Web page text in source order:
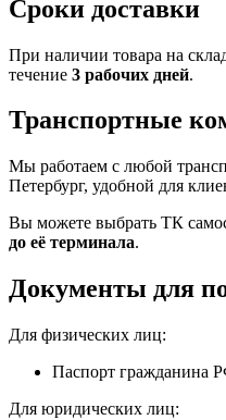
Сроки доставки
При наличии товара на
течение 3 рабочих дней.
Транспортные
Мы работаем с любой
Петербург, удобной для
Вы можете выбрать ТК
до её терминала.
Документы для
Для физических лиц:
Паспорт гражданина
Для юридических лиц: